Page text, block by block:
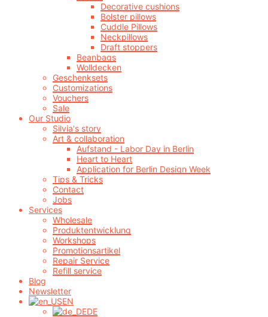
Decorative cushions
Bolster pillows
Cuddle Pillows
Neckpillows
Draft stoppers
Beanbags
Wolldecken
Geschenksets
Customizations
Vouchers
Sale
Our Studio
Silvia's story
Art & collaboration
Aufstand - Labor Day in Berlin
Heart to Heart
Application for Berlin Design Week
Tips & Tricks
Contact
Jobs
Services
Wholesale
Produktentwicklung
Workshops
Promotionsartikel
Repair Service
Refill service
Blog
Newsletter
EN
DE